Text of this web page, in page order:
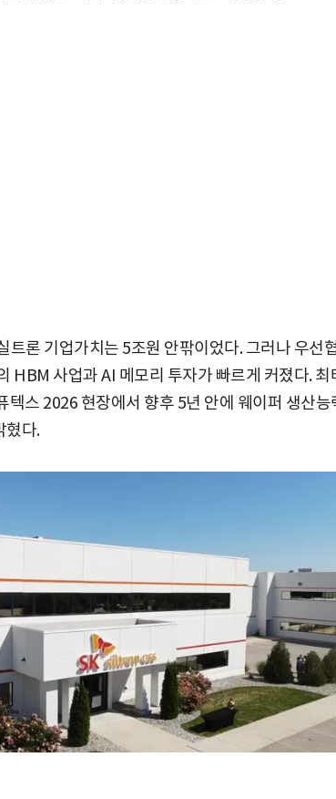
트론 기업가치는 5조원 안팎이었다. 그러나 우선
HBM 사업과 AI 메모리 투자가 빠르게 커졌다. 최
텍스 2026 현장에서 향후 5년 안에 웨이퍼 생산능
혔다.